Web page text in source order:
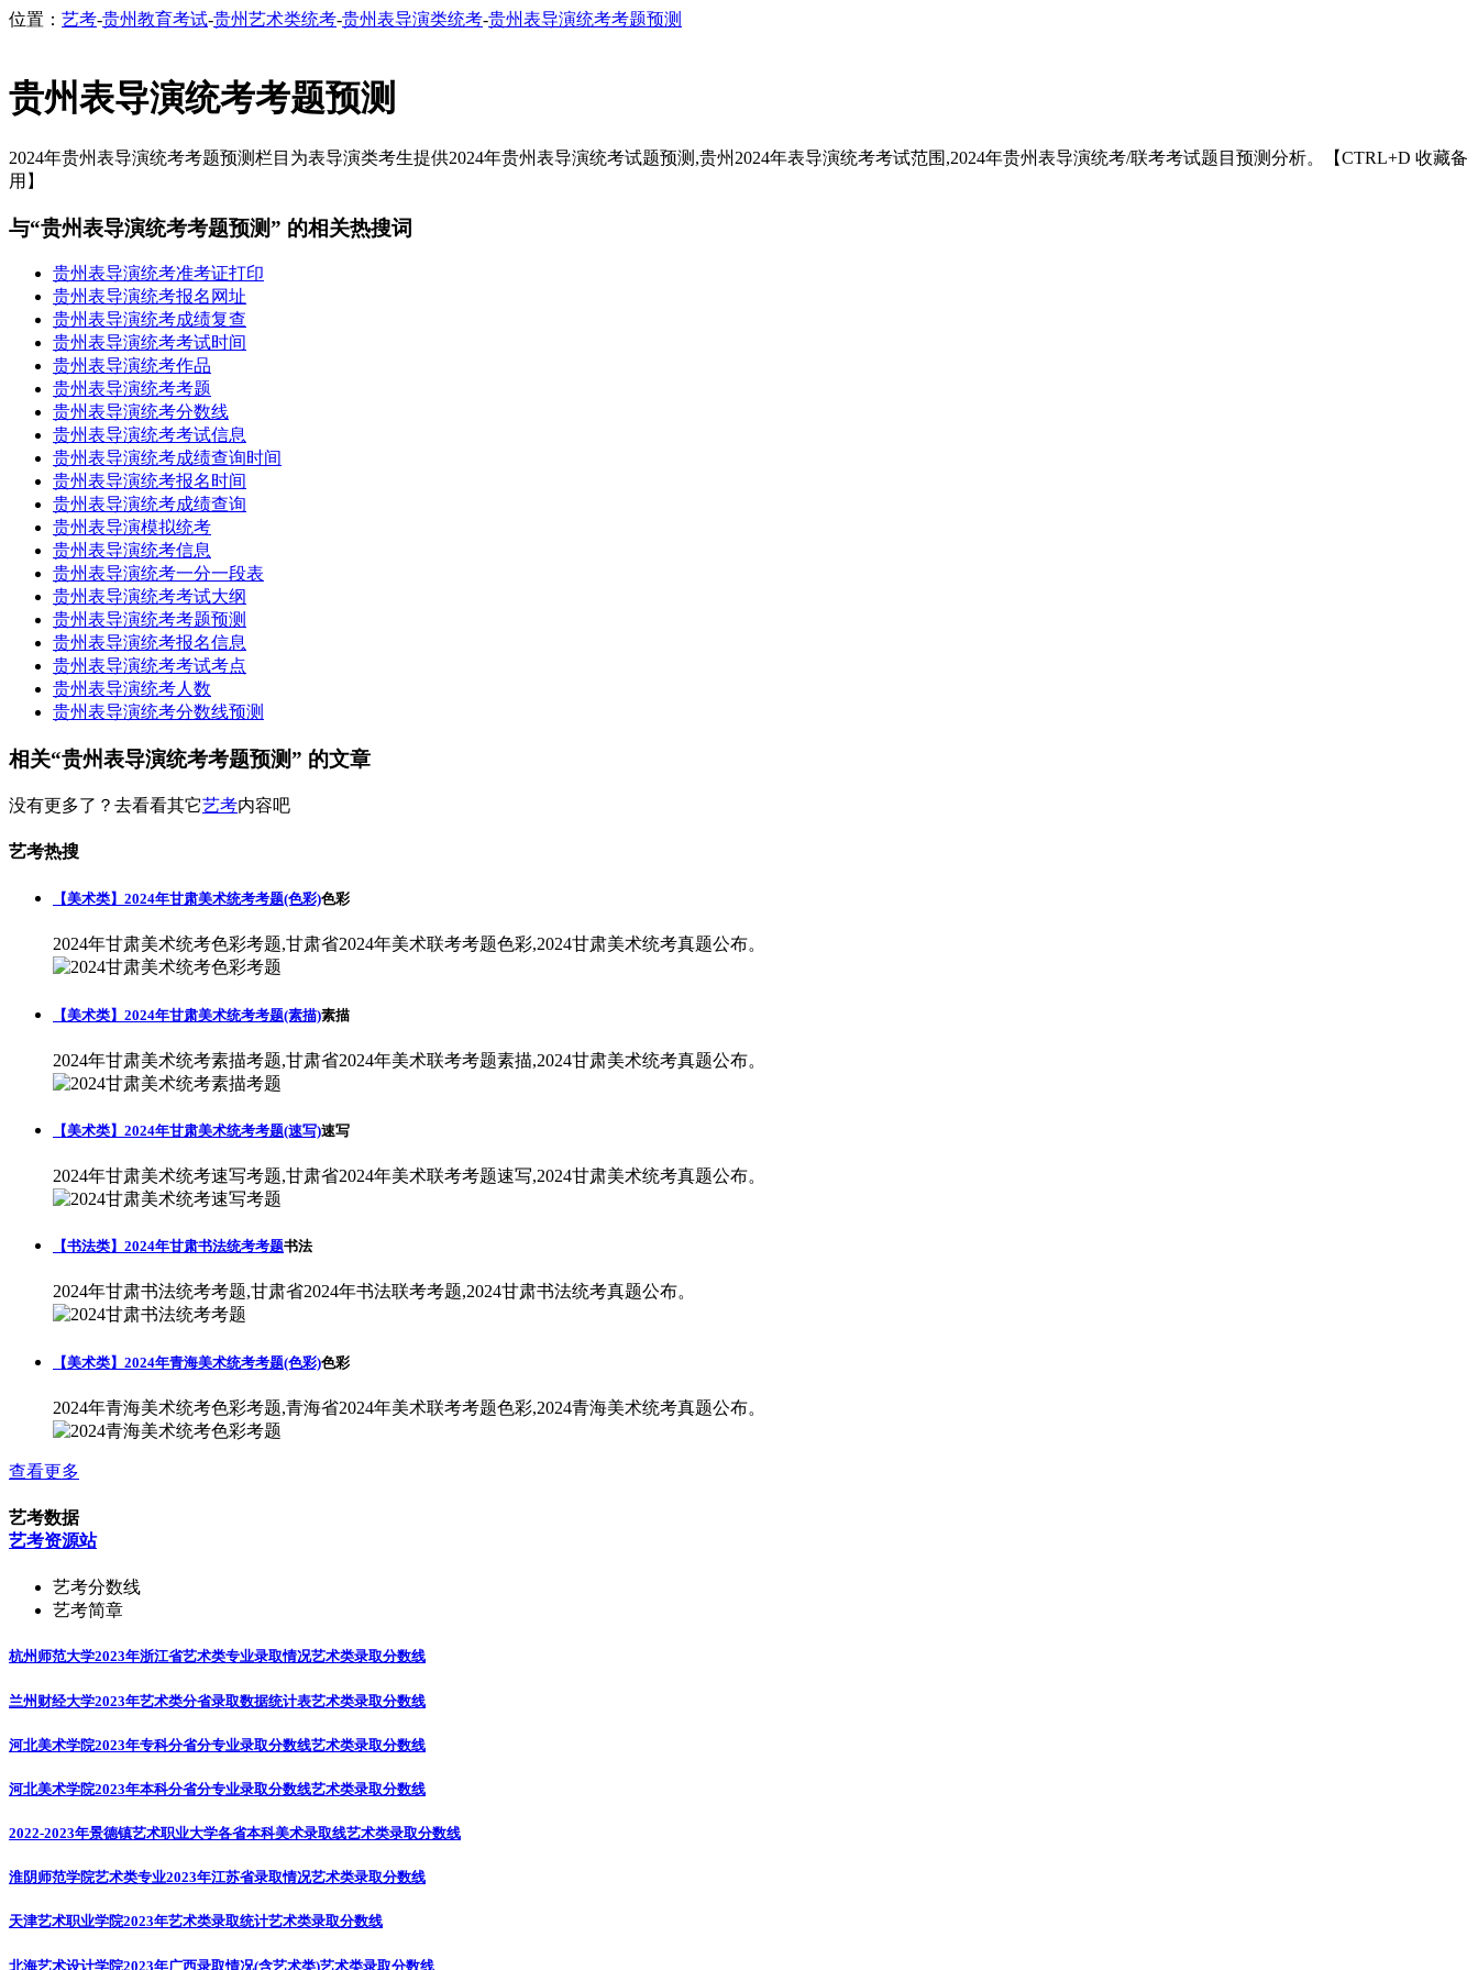
位置： 艺考-贵州教育考试-贵州艺术类统考-贵州表导演类统考-贵州表导演统考考题预测
贵州表导演统考考题预测
2024年贵州表导演统考考题预测栏目为表导演类考生提供2024年贵州表导演统考试题预测,贵州2024年表导演统考考试范围,2024年贵州表导演统考/联考考试题目预测分析。【CTRL+D 收藏备
用】
与“贵州表导演统考考题预测” 的相关热搜词
贵州表导演统考准考证打印
贵州表导演统考报名网址
贵州表导演统考成绩复查
贵州表导演统考考试时间
贵州表导演统考作品
贵州表导演统考考题
贵州表导演统考分数线
贵州表导演统考考试信息
贵州表导演统考成绩查询时间
贵州表导演统考报名时间
贵州表导演统考成绩查询
贵州表导演模拟统考
贵州表导演统考信息
贵州表导演统考一分一段表
贵州表导演统考考试大纲
贵州表导演统考考题预测
贵州表导演统考报名信息
贵州表导演统考考试考点
贵州表导演统考人数
贵州表导演统考分数线预测
相关“贵州表导演统考考题预测” 的文章
没有更多了？去看看其它艺考内容吧
艺考热搜
【美术类】2024年甘肃美术统考考题(色彩)色彩
2024年甘肃美术统考色彩考题,甘肃省2024年美术联考考题色彩,2024甘肃美术统考真题公布。
【美术类】2024年甘肃美术统考考题(素描)素描
2024年甘肃美术统考素描考题,甘肃省2024年美术联考考题素描,2024甘肃美术统考真题公布。
【美术类】2024年甘肃美术统考考题(速写)速写
2024年甘肃美术统考速写考题,甘肃省2024年美术联考考题速写,2024甘肃美术统考真题公布。
【书法类】2024年甘肃书法统考考题书法
2024年甘肃书法统考考题,甘肃省2024年书法联考考题,2024甘肃书法统考真题公布。
【美术类】2024年青海美术统考考题(色彩)色彩
2024年青海美术统考色彩考题,青海省2024年美术联考考题色彩,2024青海美术统考真题公布。
查看更多
艺考数据
艺考资源站
艺考分数线
艺考简章
杭州师范大学2023年浙江省艺术类专业录取情况艺术类录取分数线
兰州财经大学2023年艺术类分省录取数据统计表艺术类录取分数线
河北美术学院2023年专科分省分专业录取分数线艺术类录取分数线
河北美术学院2023年本科分省分专业录取分数线艺术类录取分数线
2022-2023年景德镇艺术职业大学各省本科美术录取线艺术类录取分数线
淮阴师范学院艺术类专业2023年江苏省录取情况艺术类录取分数线
天津艺术职业学院2023年艺术类录取统计艺术类录取分数线
北海艺术设计学院2023年广西录取情况(含艺术类)艺术类录取分数线